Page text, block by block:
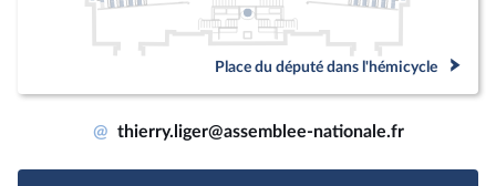
Place du député dans l'hémicycle
@ thierry.liger@assemblee-nationale.fr